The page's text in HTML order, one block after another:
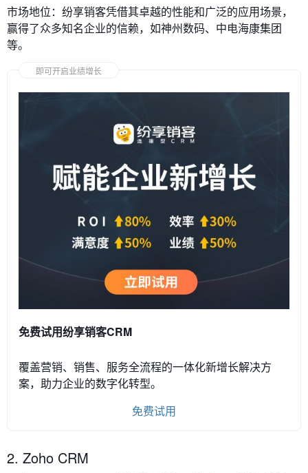
市场地位：纷享销客凭借其卓越的性能和广泛的应用场景，
赢得了众多知名企业的信赖，如神州数码、中电海康集团
等。
即可开启业绩增长
免费试用纷享销客CRM
覆盖营销、销售、服务全流程的一体化新增长解决方
案，助力企业的数字化转型。
免费试用
2. Zoho CRM